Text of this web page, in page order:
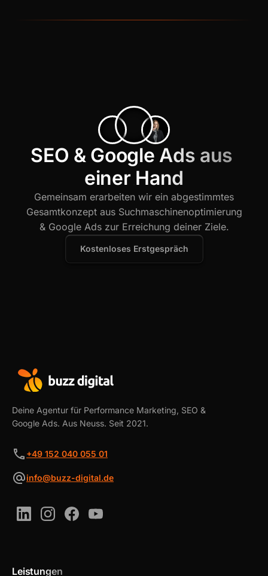
SEO & Google Ads aus
einer Hand
Gemeinsam erarbeiten wir ein abgestimmtes
Gesamtkonzept aus Suchmaschinenoptimierung
& Google Ads zur Erreichung deiner Ziele.
Kostenloses Erstgespräch
Deine Agentur für Performance Marketing, SEO &
Google Ads. Aus Neuss. Seit 2021.
+49 152 040 055 01
info@buzz-digital.de
Leistungen